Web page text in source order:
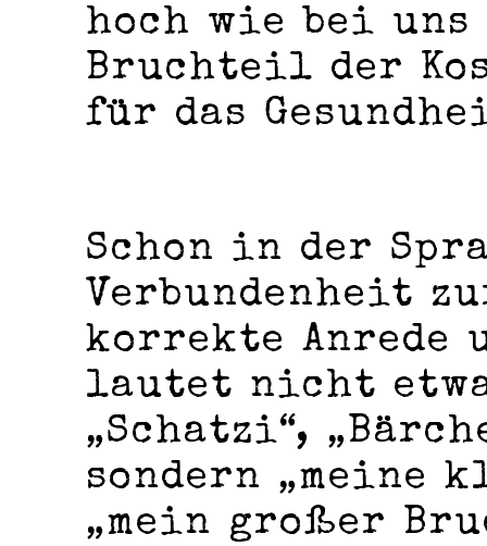
hoch wie bei uns
Bruchteil der
für das
Schon in der
Verbundenheit
korrekte Anrede
lautet nicht
„Schatzi“,
sondern „meine
„mein großer